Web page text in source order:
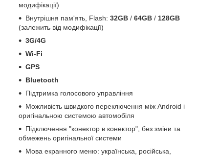
модифікації)
Внутрішня пам'ять, Flash: 32GB / 64GB / 128GB
(залежить від модифікації)
3G/4G
Wi-Fi
GPS
Bluetooth
Підтримка голосового управління
Можливість швидкого переключення між Android і
оригінальною системою автомобіля
Підключення "конектор в конектор", без зміни та
обмежень оригінальної системи
Мова екранного меню: українська, російська,